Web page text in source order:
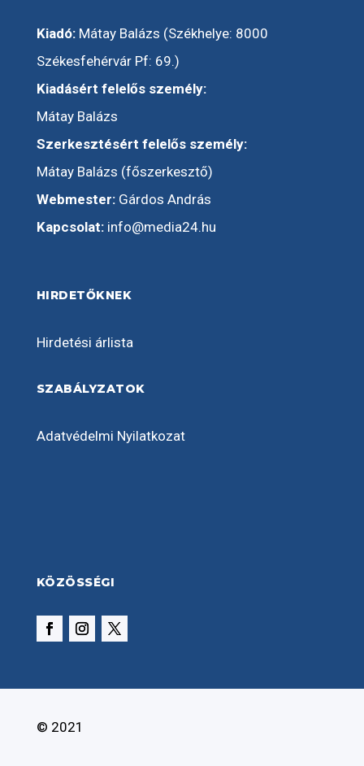
Kiadó:Mátay Balázs (Székhelye: 8000
Székesfehérvár Pf: 69.)
Kiadásért felelős személy:
Mátay Balázs
Szerkesztésért felelős személy:
Mátay Balázs (főszerkesztő)
Webmester:Gárdos András
Kapcsolat: info@media24.hu
HIRDETŐKNEK
Hirdetési árlista
SZABÁLYZATOK
Adatvédelmi Nyilatkozat
KÖZÖSSÉGI
© 2021